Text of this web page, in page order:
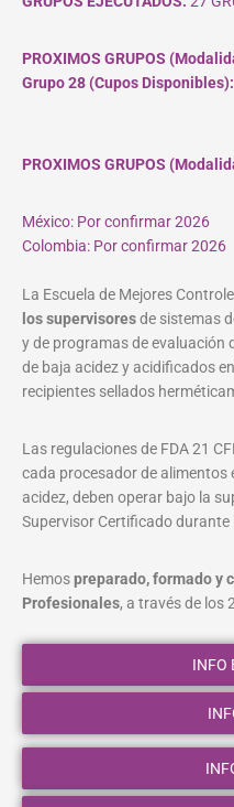
PROXIMOS GRUPOS
Grupo 28 (Cupos Disponibles
PROXIMOS GRUPOS
México: Por confirmar 2026
Colombia: Por confirmar 2026
La Escuela de Mejores
los supervisoresde sistemas
y de programas de evaluación
de baja acidez y acidificados
recipientes sellados
Las regulaciones de FDA 21
cada procesador de
acidez, deben operar bajo la
Supervisor Certificado durante
Hemospreparado, formado y
Profesionales, a través de los
INFO